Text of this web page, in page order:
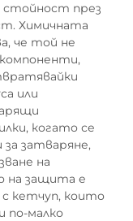
стойност през
Химичната
че той не
или
когато се
затваряне,
на
на защита е
кетчуп, които
по-малко